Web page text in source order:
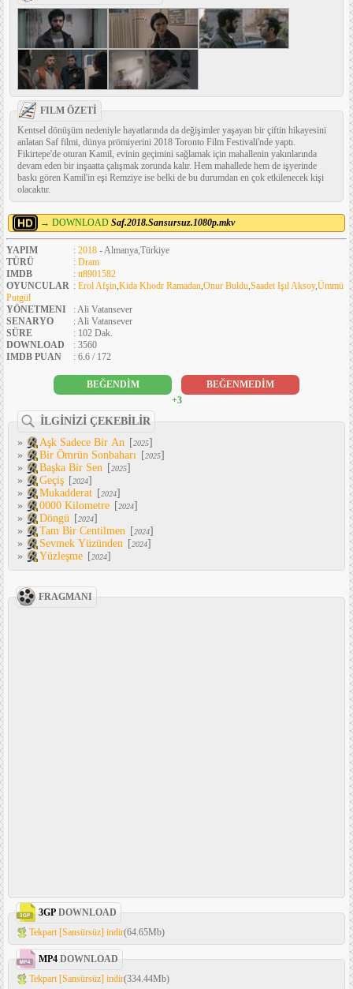
FILM ÖZETİ
Kentsel dönüşüm nedeniyle hayatlarında da değişimler yaşayan bir çiftin hikayesini
anlatan Saf filmi, dünya prömiyerini 2018 Toronto Film Festivali'nde yaptı.
Fikirtepe'de oturan Kamil, evinin geçimini sağlamak için mahallenin yakınlarında
devam eden bir inşaatta çalışmak zorunda kalır. Hem mahallede hem de işyerinde
baskı gören Kamil'in eşi Remziye ise belki de bu durumdan en çok etkilenecek kişi
olacaktır.
→ DOWNLOAD Saf.2018.Sansursuz.1080p.mkv
YAPIM : 2018 - Almanya,Türkiye
TÜRÜ
: Dram
IMDB
: tt8901582
OYUNCULAR : Erol Afşin,Kida Khodr Ramadan,Onur Buldu,Saadet Işıl Aksoy,Ümmü
Putgül
YÖNETMENI
: Ali Vatansever
SENARYO
: Ali Vatansever
SÜRE
: 102 Dak.
DOWNLOAD
: 3560
IMDB PUAN
: 6.6 / 172
BEĞENDİM
BEĞENMEDİM
+3
İLGİNİZİ ÇEKEBİLİR
»
Aşk Sadece Bir An [2025]
»
Bir Ömrün Sonbaharı [2025]
»
Başka Bir Sen [2025]
»
Geçiş [2024]
»
Mukadderat [2024]
»
0000 Kilometre [2024]
»
Döngü [2024]
»
Tam Bir Centilmen [2024]
»
Sevmek Yüzünden [2024]
»
Yüzleşme [2024]
FRAGMANI
3GP DOWNLOAD
Tekpart [Sansürsüz] indir(64.65Mb)
MP4 DOWNLOAD
Tekpart [Sansürsüz] indir(334.44Mb)